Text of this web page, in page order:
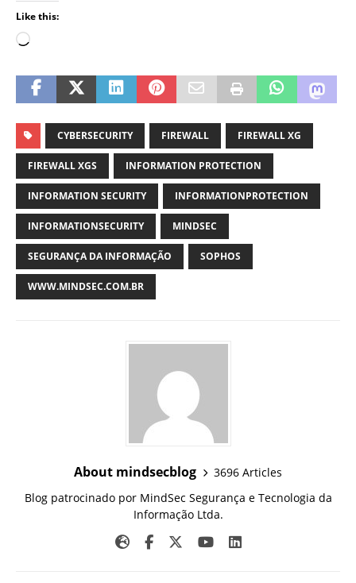
Like this:
CYBERSECURITY FIREWALL FIREWALL XG
FIREWALL XGS INFORMATION PROTECTION
INFORMATION SECURITY INFORMATIONPROTECTION
INFORMATIONSECURITY MINDSEC
SEGURANÇA DA INFORMAÇÃO SOPHOS
WWW.MINDSEC.COM.BR
About mindsecblog
3696 Articles
Blog patrocinado por MindSec Segurança e Tecnologia da
Informação Ltda.